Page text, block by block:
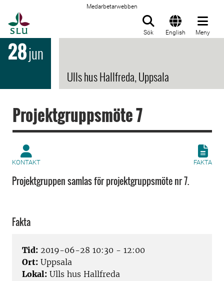
Medarbetarwebben
Sök English Meny
28jun
Ulls hus Hallfreda, Uppsala
Projektgruppsmöte 7
KONTAKT FAKTA
Projektgruppen samlas för projektgruppsmöte nr 7.
Fakta
Tid: 2019-06-28 10:30 - 12:00
Ort: Uppsala
Lokal: Ulls hus Hallfreda